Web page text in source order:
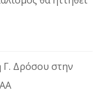
Γ. Δρόσου στην